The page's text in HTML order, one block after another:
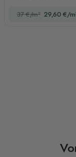
Linien
37 €/m² 29,60 €/